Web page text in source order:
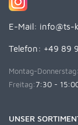
E-Mail: info@ts-
Telefon: +49 89
Montag-Donnerstag:
Freitag:7:30 -
UNSER